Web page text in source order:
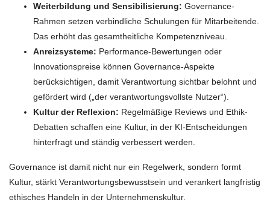
Weiterbildung und Sensibilisierung: Governance-
Rahmen setzen verbindliche Schulungen für Mitarbeitende.
Das erhöht das gesamtheitliche Kompetenzniveau.
Anreizsysteme: Performance-Bewertungen oder
Innovationspreise können Governance-Aspekte
berücksichtigen, damit Verantwortung sichtbar belohnt und
gefördert wird („der verantwortungsvollste Nutzer“).
Kultur der Reflexion: Regelmäßige Reviews und Ethik-
Debatten schaffen eine Kultur, in der KI-Entscheidungen
hinterfragt und ständig verbessert werden.
Governance ist damit nicht nur ein Regelwerk, sondern formt
Kultur, stärkt Verantwortungsbewusstsein und verankert langfristig
ethisches Handeln in der Unternehmenskultur.